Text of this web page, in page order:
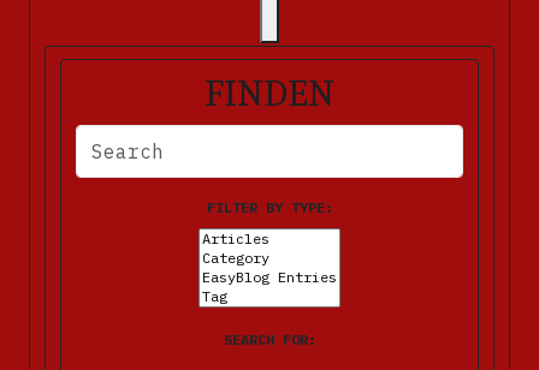
FINDEN
BITTE FÜLLEN SIE DIE ERFORDERLICHEN FELDER AUS.
FILTER BY TYPE:
SEARCH FOR: